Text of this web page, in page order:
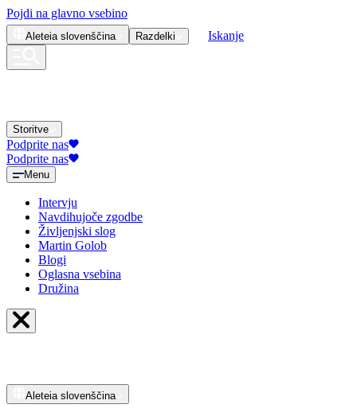
Pojdi na glavno vsebino
Aleteia slovenščina Razdelki Iskanje
Storitve
Podprite nas
Podprite nas
Menu
Intervju
Navdihujoče zgodbe
Življenjski slog
Martin Golob
Blogi
Oglasna vsebina
Družina
Aleteia slovenščina